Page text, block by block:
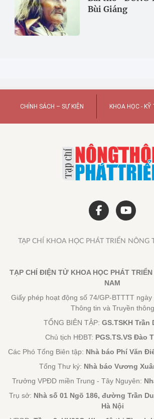
Bùi Giáng
CHÍNH SÁCH – SỰ KIỆN KHOA HỌC - KỸ
TẠP CHÍ KHOA HỌC PHÁT TRIỂN NÔNG
TẠP CHÍ ĐIỆN TỬ KHOA HỌC PHÁT
NAM
Giấy phép hoạt động số 74/GP-BTTTT
Thông tin và Truyền thông
TỔNG BIÊN TẬP: GS.TSKH Trần
Chủ tịch HĐBT: PGS.TS.VS Đào
Các Phó Tổng Biên tập: Nhà báo Phí Văn
Tổng Thư ký: Nhà báo Vương
Trưởng VPĐD miền Trung - Tây Nguyên:
Trụ sở: Nhà số 01 Ngõ 186, đường Trần
Hà Nội